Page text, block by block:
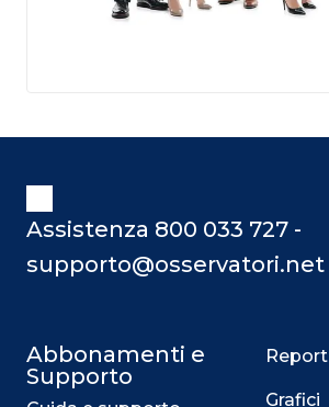
Assistenza 800 033 727 -
supporto@osservatori.net
Abbonamenti e
Supporto
Report
Grafici